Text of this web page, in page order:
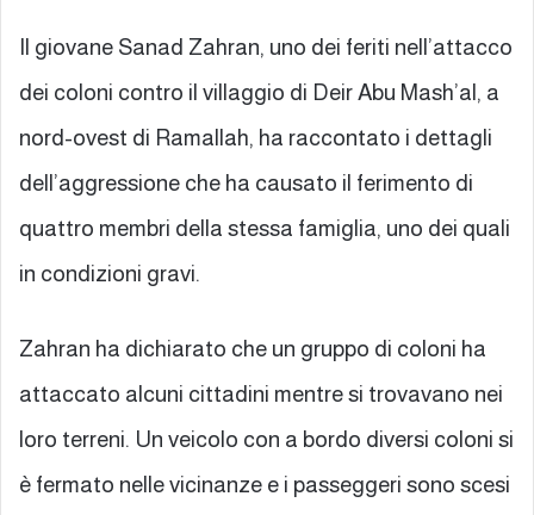
Il giovane Sanad Zahran, uno dei feriti nell’attacco
dei coloni contro il villaggio di Deir Abu Mash’al, a
nord-ovest di Ramallah, ha raccontato i dettagli
dell’aggressione che ha causato il ferimento di
quattro membri della stessa famiglia, uno dei quali
in condizioni gravi.
Zahran ha dichiarato che un gruppo di coloni ha
attaccato alcuni cittadini mentre si trovavano nei
loro terreni. Un veicolo con a bordo diversi coloni si
è fermato nelle vicinanze e i passeggeri sono scesi